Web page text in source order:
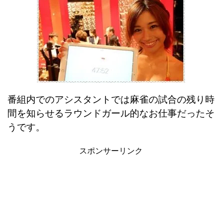
番組内でのアシスタントでは麻雀の試合の残り時
間を知らせるラウンドガール的なお仕事だったそ
うです。
スポンサーリンク